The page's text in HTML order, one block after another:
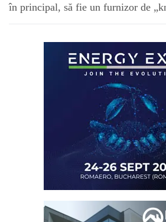
în principal, să fie un furnizor de